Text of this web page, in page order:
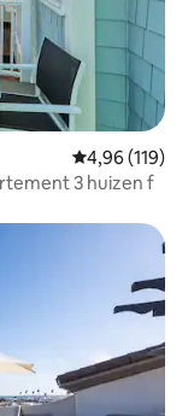
Gemiddelde
4,96 (119)
3 huizen f